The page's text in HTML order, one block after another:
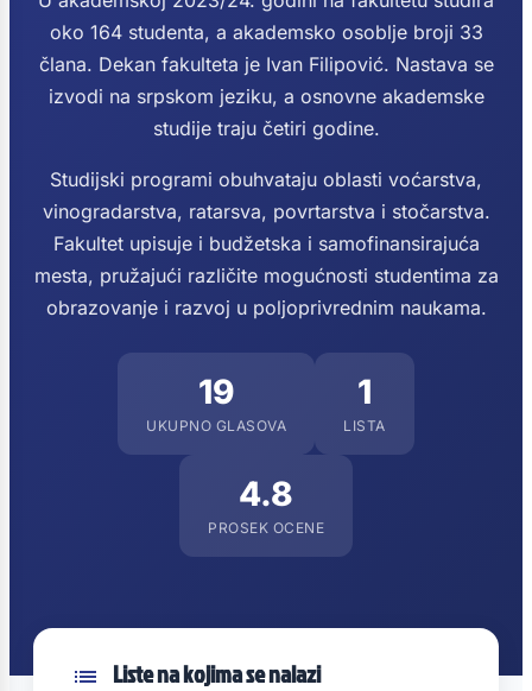
oko 164 studenta, a akademsko osoblje broji 33
člana. Dekan fakulteta je Ivan Filipović. Nastava se
izvodi na srpskom jeziku, a osnovne akademske
studije traju četiri godine.
Studijski programi obuhvataju oblasti voćarstva,
vinogradarstva, ratarsva, povrtarstva i stočarstva.
Fakultet upisuje i budžetska i samofinansirajuća
mesta, pružajući različite mogućnosti studentima za
obrazovanje i razvoj u poljoprivrednim naukama.
19
UKUPNO GLASOVA
1
LISTA
4.8
PROSEK OCENE
Liste na kojima se nalazi